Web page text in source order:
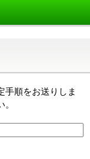
手順をお送りしま